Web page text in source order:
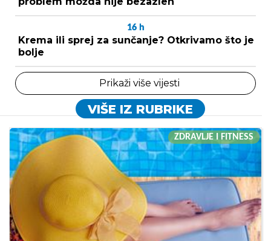
16 h
Krema ili sprej za sunčanje? Otkrivamo što je
bolje
Prikaži više vijesti
VIŠE IZ RUBRIKE
ZDRAVLJE I FITNESS